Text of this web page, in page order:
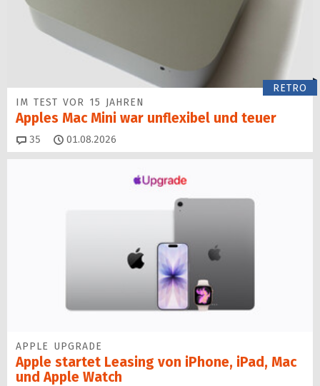
RETRO
IM TEST VOR 15 JAHREN
Apples Mac Mini war unflexibel und teuer
35 Kommentare
01.08.2026
APPLE UPGRADE
Apple startet Leasing von iPhone, iPad, Mac
und Apple Watch